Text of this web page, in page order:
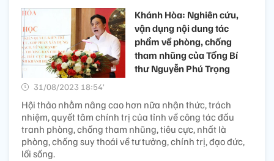
Khánh Hòa: Nghiên cứu,
vận dụng nội dung tác
phẩm về phòng, chống
tham nhũng của Tổng Bí
thư Nguyễn Phú Trọng
31/08/2023 18:54’
Hội thảo nhằm nâng cao hơn nữa nhận thức, trách
nhiệm, quyết tâm chính trị của tỉnh về công tác đấu
tranh phòng, chống tham nhũng, tiêu cực, nhất là
phòng, chống suy thoái về tư tưởng, chính trị, đạo đức,
lối sống.